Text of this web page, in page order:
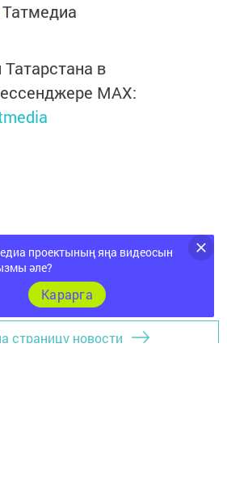
Татмедиа
в
MАХ:
страницу новости
проектының яңа видеосын
әле?
Карарга